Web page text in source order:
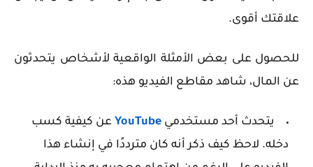
علاقتك أقوى.
للحصول على بعض الأمثلة الواقعية لأشخاص يتحدثون
عن المال، شاهد مقاطع الفيديو هذه:
يتحدث أحد مستخدمي YouTube عن كيفية كسب
دخله. لاحظ كيف ذكر أنه كان مترددًا في إنشاء هذا